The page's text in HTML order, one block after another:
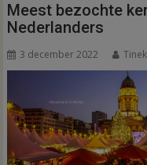
Meest bezochte
Nederlanders
3 december 2022